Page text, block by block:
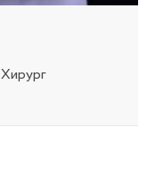
Хирург